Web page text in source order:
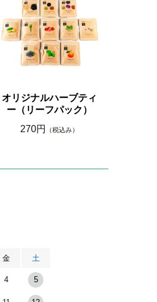
オリジナルハーブティ
ー（リーフパック）
270円
（税込み）
金 土
4 5